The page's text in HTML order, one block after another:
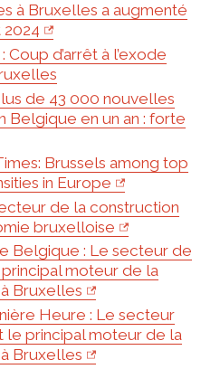
à Bruxelles a augmenté
2024
d’arrêt à l’exode
de 43 000 nouvelles
Belgique en un an : forte
Brussels among top
in Europe
de la construction
bruxelloise
Belgique : Le secteur de
moteur de la
Bruxelles
Heure : Le secteur
le principal moteur de la
Bruxelles